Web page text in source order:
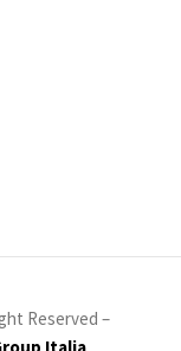
Reserved –